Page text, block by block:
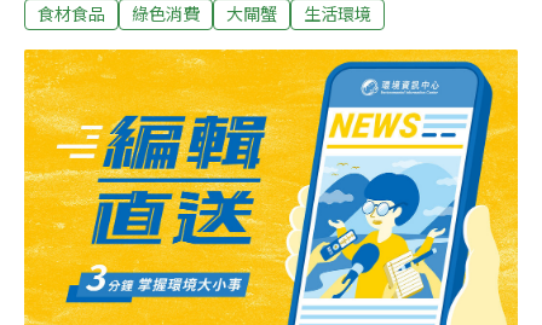
聯苯，不過業者違反「具結先放行」規定，偷偷移動這批
家直播台公開販售，傳統漁市場也可看到販售大閘蟹，懷
疑業者違法偷賣，基隆查緝隊徹夜追查戴奧辛大閘蟹流向
發現，業者不等檢驗報告出爐提前偷賣，把所有活的大閘
蟹悉數掉包，換成死的大閘蟹。鄭維智說，「具結先放
行」規定是指有些商品要檢驗但時間較久，因此可申請具
結進口，等檢驗完成後才能啟封、移動或取走販售，這次
業者在尚未取得產品輸入許可前就擅自拿走販售，之後食
藥署會處販賣價格的1到20倍罰鍰。
食材食品 綠色消費 大閘蟹 生活環境